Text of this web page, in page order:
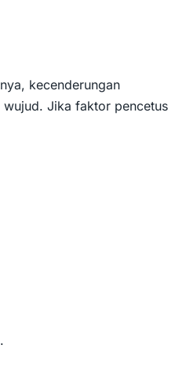
kecenderungan
Jika faktor pencetus